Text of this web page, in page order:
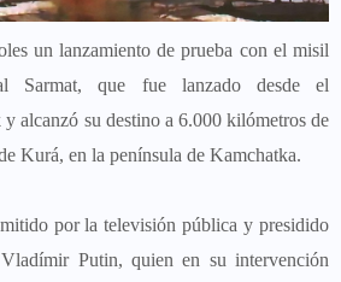
un lanzamiento de prueba con el misil
Sarmat, que fue lanzado desde el
y alcanzó su destino a 6.000 kilómetros de
Kurá, en la península de Kamchatka.
por la televisión pública y presidido
Putin, quien en su intervención